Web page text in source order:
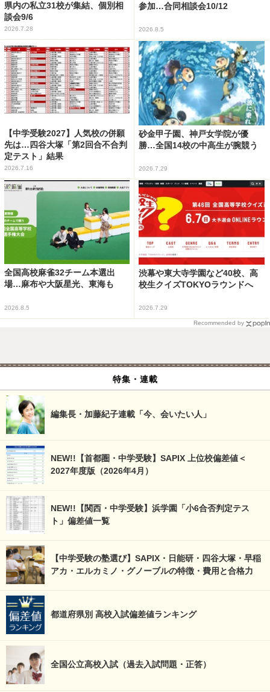
県内の私立31校が集結、個別相
談会9/6
2026.7.28
参加…合同相談会10/12
2026.8.5
【中学受験2027】人気校の併願
先は…四谷大塚「第2回合不合判
定テスト」結果
2026.7.16
砂金甲子園、神戸女学院が優
勝…全国14校の中高生が腕競う
2026.7.29
全国高校麻雀32チーム本選出
場…麻布や大阪星光、東海も
2026.8.5
渋幕や東大寺学園など40校、高
校生クイズTOKYOラウンドへ
2026.7.29
Recommended by
特集・連載
編集長・加藤紀子連載「今、会いたい人」
NEW!!【首都圏・中学受験】SAPIX 上位校偏差値＜
2027年度版（2026年4月）
NEW!!【関西・中学受験】浜学園「小6合否判定テス
ト」偏差値一覧
【中学受験の塾選び】SAPIX・日能研・四谷大塚・早稲
アカ・エルカミノ・グノーブルの特徴・費用と合格力
都道府県別 高校入試偏差値ランキング
全国公立高校入試（過去入試問題・正答）